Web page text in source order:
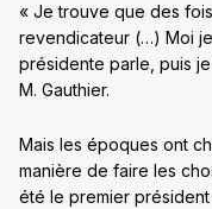
« Je trouve que des
revendicateur (…) Moi
présidente parle, puis
M. Gauthier.
Mais les époques ont
manière de faire les
été le premier